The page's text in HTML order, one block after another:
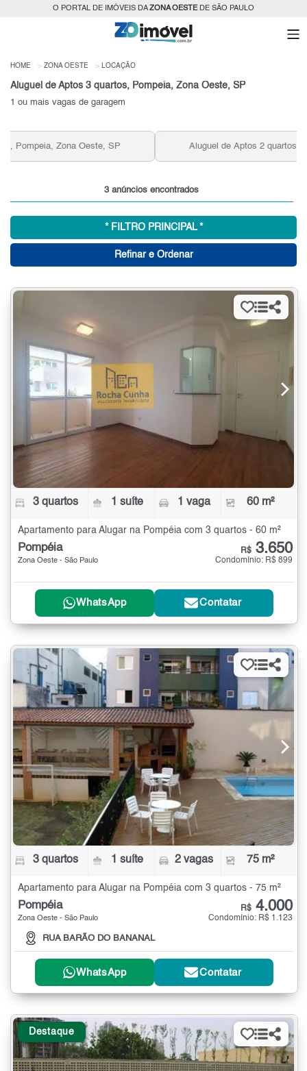
O PORTAL DE IMÓVEIS DAZONA OESTEDE SÃO PAULO
HOME ZONA OESTE LOCAÇÃO
Aluguel de Aptos 3 quartos, Pompeia, Zona Oeste, SP
1 ou mais vagas de garagem
Aluguel de Aptos 2 quartos, Pompeia, Zona Oeste, SP
3 anúncios encontrados
* FILTRO PRINCIPAL *
Refinar e Ordenar
3 quartos 1 suíte 1 vaga 60 m²
Apartamento para Alugar na Pompéia com 3 quartos - 60 m²
Pompéia
Zona Oeste - São Paulo
R$ 3.650
Condomínio: R$ 899
WhatsApp Contatar
3 quartos 1 suíte 2 vagas 75 m²
Apartamento para Alugar na Pompéia com 3 quartos - 75 m²
Pompéia
Zona Oeste - São Paulo
RUA BARÃO DO BANANAL
R$ 4.000
Condomínio: R$ 1.123
WhatsApp Contatar
Destaque